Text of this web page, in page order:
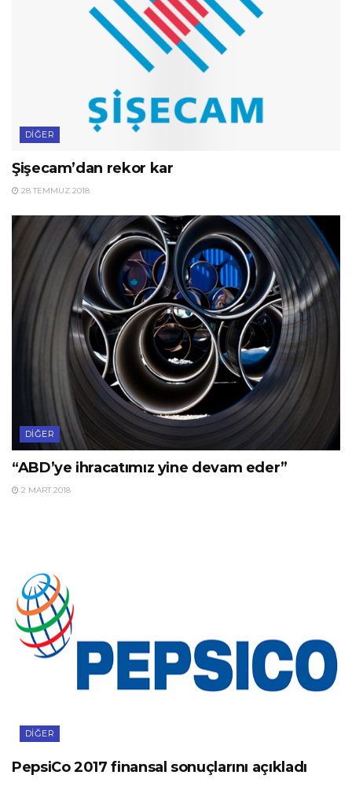
DIĞER
Şişecam’dan rekor kar
28 TEMMUZ 2018
DIĞER
“ABD’ye ihracatımız yine devam eder”
2 MART 2018
DIĞER
PepsiCo 2017 finansal sonuçlarını açıkladı